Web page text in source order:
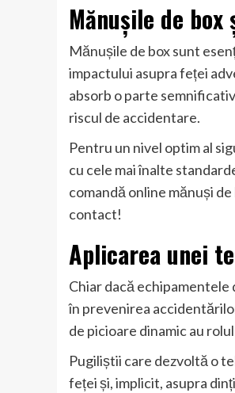
Mănușile de
Mănușile de box sunt
impactului asupra feței
absorb o parte
riscul de accidentare.
Pentru un nivel optim al
cu cele mai înalte
comandă online mănuși
contact!
Aplicarea unei
Chiar dacă
în prevenirea
de picioare dinamic au
Pugiliștii care dezvoltă o
feței și, implicit, asupra